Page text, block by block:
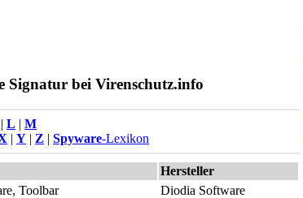
bei Virenschutz.info
| L | M
| Y | Z | Spyware-Lexikon
Hersteller
Toolbar
Diodia Software